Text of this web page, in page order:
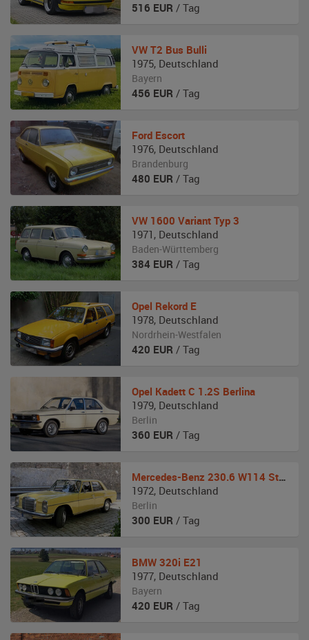
516 EUR / Tag
VW T2 Bus Bulli
1975, Deutschland
Bayern
456 EUR / Tag
Ford Escort
1976, Deutschland
Brandenburg
480 EUR / Tag
VW 1600 Variant Typ 3
1971 , Deutschland
Baden-Württemberg
384 EUR / Tag
Opel Rekord E
1978, Deutschland
Nordrhein-Westfalen
420 EUR / Tag
Opel Kadett C 1.2S Berlina
1979, Deutschland
Berlin
360 EUR / Tag
Mercedes-Benz 230.6 W114 Strich Acht
1972, Deutschland
Berlin
300 EUR / Tag
BMW 320i E21
1977, Deutschland
Bayern
420 EUR / Tag